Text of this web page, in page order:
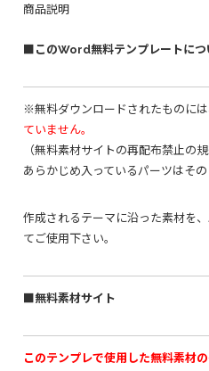
商品説明
■このWord無料テンプレートにつ
※無料ダウンロードされたものには
ていません。
（無料素材サイトの再配布禁止の規
あらかじめ入っているパーツはその
作成されるテーマに沿った素材を
てご使用下さい。
■無料素材サイト
このテンプレで使用した無料素材